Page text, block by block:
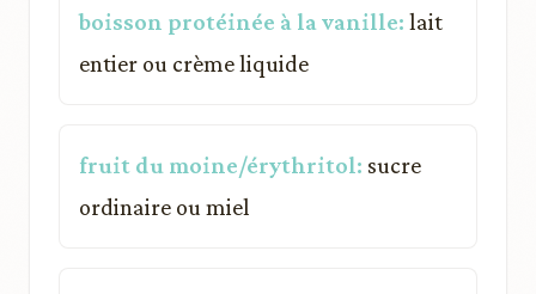
boisson protéinée à la vanille: lait
entier ou crème liquide
fruit du moine/érythritol: sucre
ordinaire ou miel